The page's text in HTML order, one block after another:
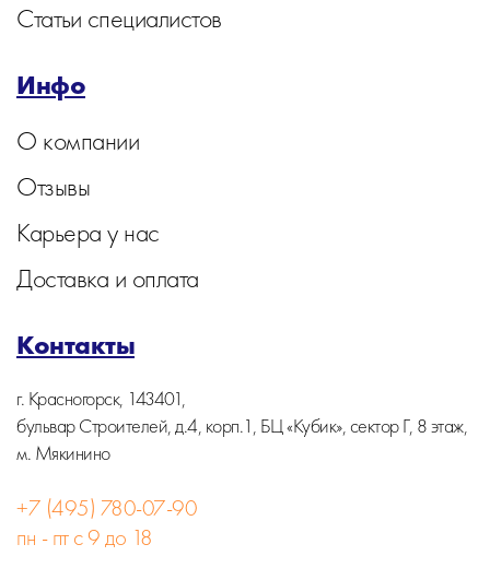
Статьи специалистов
Инфо
О компании
Отзывы
Карьера у нас
Доставка и оплата
Контакты
г. Красногорск, 143401,
бульвар Строителей, д.4, корп.1, БЦ «Кубик», сектор Г, 8 этаж,
м. Мякинино
+7 (495) 780-07-90
пн - пт с 9 до 18